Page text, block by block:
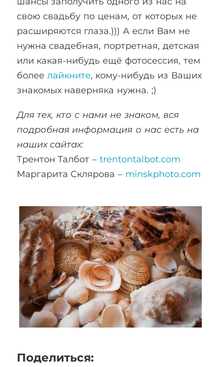
свою свадьбу по ценам, от которых не
расширяются глаза.))) А если Вам не
нужна свадебная, портретная, детская
или какая-нибудь ещё фотосессия, тем
более лайкните, кому-нибудь из Ваших
знакомых наверняка нужна. ;)
Для тех, кто с нами не знаком, вся
подробная информация о нас есть на
наших сайтах:
Трентон Талбот –trentontalbot.com
Маргарита Склярова – minskphoto.com
Поделиться: